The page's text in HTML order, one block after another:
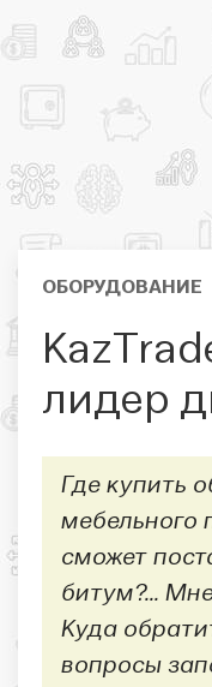
ОБОРУДОВАНИЕ
лидер
Где купить
мебельного
сможет
битум?...
Куда
вопросы